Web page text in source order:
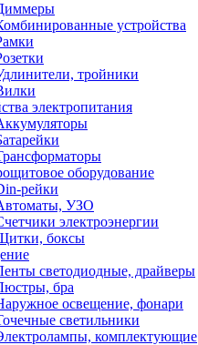
устройства
тройники
электропитания
оборудование
рейки
УЗО
электроэнергии
боксы
светодиодные, драйверы
бра
освещение, фонари
светильники
комплектующие